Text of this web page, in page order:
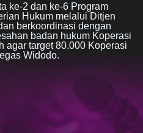
ke-2 dan ke-6 Program
Hukum melalui Ditjen
berkoordinasi dengan
badan hukum Koperasi
agar target 80.000 Koperasi
Widodo.